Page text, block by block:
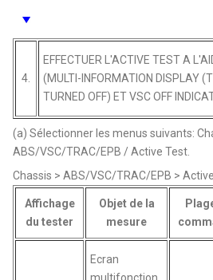
4.
EFFECTUER L'ACTIVE TEST A
(MULTI-INFORMATION DISPLAY
TURNED OFF) ET VSC OFF
(a) Sélectionner les menus suivants:
ABS/VSC/TRAC/EPB / Active Test.
Chassis > ABS/VSC/TRAC/EPB >
Affichage
du tester
Objet de la
mesure
Ecran